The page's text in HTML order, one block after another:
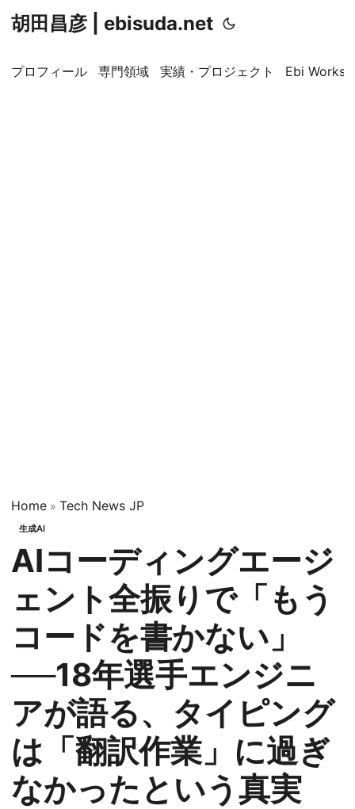
胡田昌彦 | ebisuda.net
プロフィール 専門領域 実績・プロジェクト Ebi
Home » Tech News JP
生成AI
AIコーディングエージ
ェント全振りで「もう
コードを書かない」
──18年選手エンジニ
アが語る、タイピング
は「翻訳作業」に過ぎ
なかったという真実